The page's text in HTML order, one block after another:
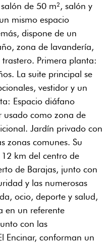
de 50 m², salón y
mismo espacio
dispone de un
zona de lavandería,
Primera planta:
La suite principal se
vestidor y un
Espacio diáfano
como zona de
Jardín privado con
zonas comunes. Su
km del centro de
de Barajas, junto con
y las numerosas
ocio, deporte y salud,
en un referente
con las
Encinar, conforman un